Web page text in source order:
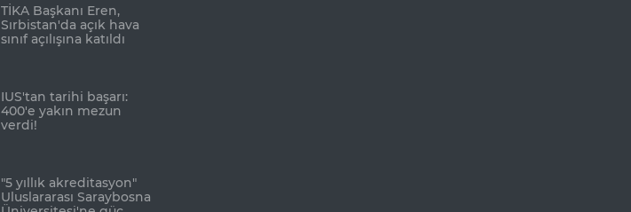
TİKA Başkanı Eren,
Sırbistan'da açık hava
sınıf açılışına katıldı
IUS'tan tarihi başarı:
400'e yakın mezun
verdi!
"5 yıllık akreditasyon"
Uluslararası Saraybosna